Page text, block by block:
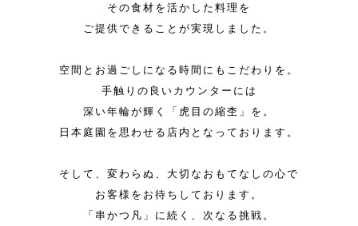
その食材を活かした料理を
ご提供できることが実現しました。
空間とお過ごしになる時間にもこだわりを。
手触りの良いカウンターには
深い年輪が輝く「虎目の縮杢」を。
日本庭園を思わせる店内となっております。
そして、変わらぬ、大切なおもてなしの心で
お客様をお待ちしております。
「串かつ凡」に続く、次なる挑戦。